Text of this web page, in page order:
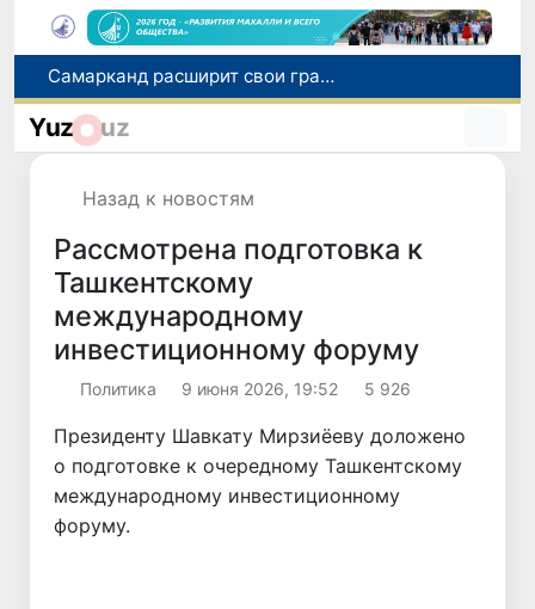
С 1 сентября пассажиры должны будут оплачивать проезд сразу при посадке в автобус
В Сурхандарье пресечена деятельность подпольной группы, планировавшей теракты и выезд в Сирию
Yuz uz
Назад к новостям
Рассмотрена подготовка к
Ташкентскому
международному
инвестиционному форуму
Политика 9 июня 2026, 19:52 5 926
Президенту Шавкату Мирзиёеву доложено
о подготовке к очередному Ташкентскому
международному инвестиционному
форуму.